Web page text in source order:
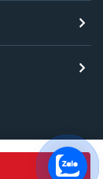
trợ
khoản sử dụng